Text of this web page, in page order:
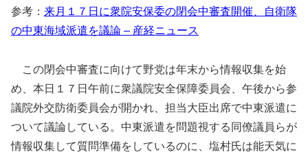
参考： 来月１７日に衆院安保委の閉会中審査開催、自衛隊
の中東海域派遣を議論 – 産経ニュース
この閉会中審査に向けて野党は年末から情報収集を始
め、本日１７日午前に衆議院安全保障委員会、午後から参
議院外交防衛委員会が開かれ、担当大臣出席で中東派遣に
ついて議論している。中東派遣を問題視する同僚議員らが
情報収集して質問準備をしているのに、塩村氏は能天気に